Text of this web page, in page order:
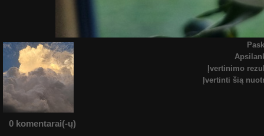
Įvertinimo
Įvertinti šią
0 komentarai(-ų)